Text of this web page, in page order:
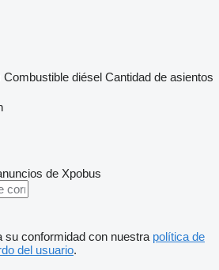
Combustible diésel Cantidad de asientos
de Xpobus
conformidad con nuestra política de
del usuario.